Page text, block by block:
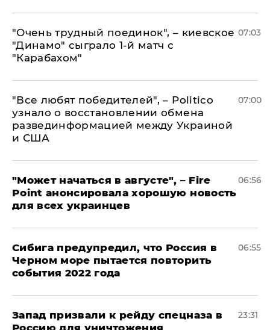
"Очень трудный поединок", – киевское
"Динамо" сыграло 1-й матч с
"Карабахом"
07:03
​"Все любят победителей", – Politico
узнало о восстановлении обмена
развединформацией между Украиной
и США
07:00
"Может начаться в августе", – Fire
Point анонсировала хорошую новость
для всех украинцев
06:56
Сибига предупредил, что Россия в
Черном море пытается повторить
события 2022 года
06:55
Запад призвали к рейду спецназа в
Россию для уничтожения
23:31